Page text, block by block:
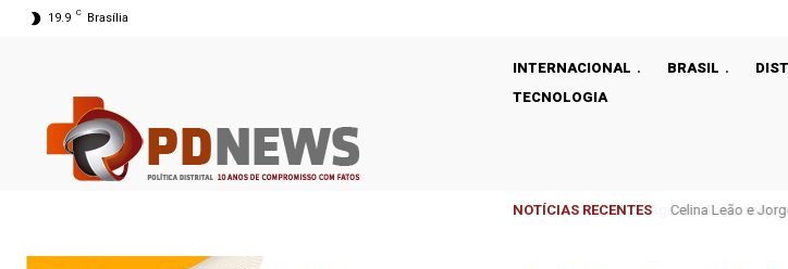
19.9 C Brasília
INTERNACIONAL BRASIL
TECNOLOGIA
NOTÍCIAS RECENTES Celina Leão e